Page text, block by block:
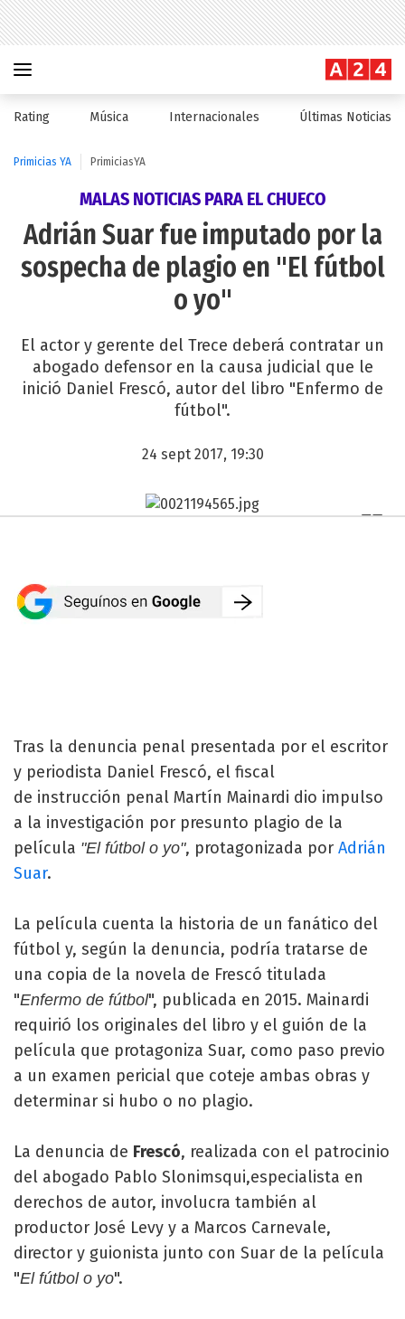
Rating Música Internacionales Últimas Noticias
Primicias YA PrimiciasYA
MALAS NOTICIAS PARA EL CHUECO
Adrián Suar fue imputado por la
sospecha de plagio en "El fútbol
o yo"
El actor y gerente del Trece deberá contratar un
abogado defensor en la causa judicial que le
inició Daniel Frescó, autor del libro "Enfermo de
fútbol".
24 sept 2017, 19:30
Tras la denuncia penal presentada por el escritor
y periodista Daniel Frescó, el fiscal
de instrucción penal Martín Mainardi dio impulso
a la investigación por presunto plagio de la
película "El fútbol o yo", protagonizada por Adrián
Suar.
La película cuenta la historia de un fanático del
fútbol y, según la denuncia, podría tratarse de
una copia de la novela de Frescó titulada
"Enfermo de fútbol", publicada en 2015. Mainardi
requirió los originales del libro y el guión de la
película que protagoniza Suar, como paso previo
a un examen pericial que coteje ambas obras y
determinar si hubo o no plagio.
La denuncia de Frescó, realizada con el patrocinio
del abogado Pablo Slonimsqui,especialista en
derechos de autor, involucra también al
productor José Levy y a Marcos Carnevale,
director y guionista junto con Suar de la película
"El fútbol o yo".